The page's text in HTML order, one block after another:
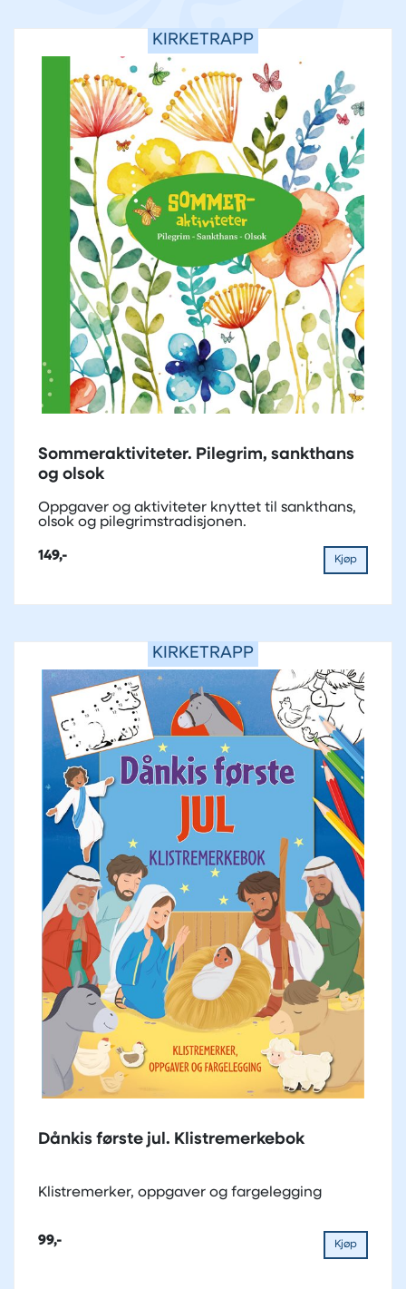
KIRKETRAPP
Sommeraktiviteter. Pilegrim, sankthans
og olsok
Oppgaver og aktiviteter knyttet til sankthans,
olsok og pilegrimstradisjonen.
149,- Kjøp
KIRKETRAPP
Dånkis første jul. Klistremerkebok
Klistremerker, oppgaver og fargelegging
99,- Kjøp